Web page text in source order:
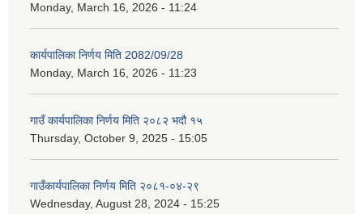
Monday, March 16, 2026 - 11:24
कार्यपालिका निर्णय मिति 2082/09/28
Monday, March 16, 2026 - 11:23
गाउँ कार्यपालिका निर्णय मिति २०८२ भदौ १५
Thursday, October 9, 2025 - 15:05
गाउँकार्यपालिका निर्णय मिति २०८१-०४-२९
Wednesday, August 28, 2024 - 15:25